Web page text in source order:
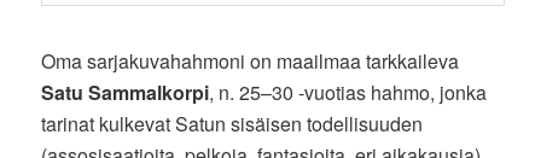
Oma sarjakuvahahmoni on maailmaa tarkkaileva
Satu Sammalkorpi, n. 25–30 -vuotias hahmo, jonka
tarinat kulkevat Satun sisäisen todellisuuden